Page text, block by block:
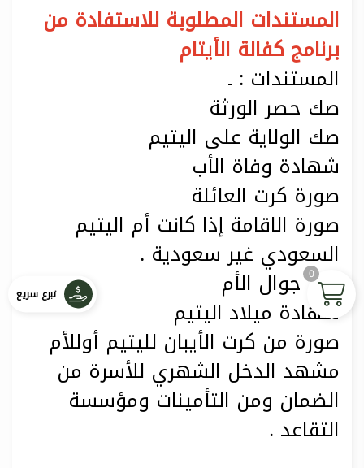
المستندات المطلوبة للاستفادة من
برنامج كفالة الأيتام
المستندات : ـ
صك حصر الورثة
صك الولاية على اليتيم
شهادة وفاة الأب
صورة كرت العائلة
صورة الاقامة إذا كانت أم اليتيم
السعودي غير سعودية .
رقم جوال الأم
شهادة ميلاد اليتيم
صورة من كرت الأيبان لليتيم أوللأم
مشهد الدخل الشهري للأسرة من
الضمان ومن التأمينات ومؤسسة
التقاعد .
تبرع سريع
0